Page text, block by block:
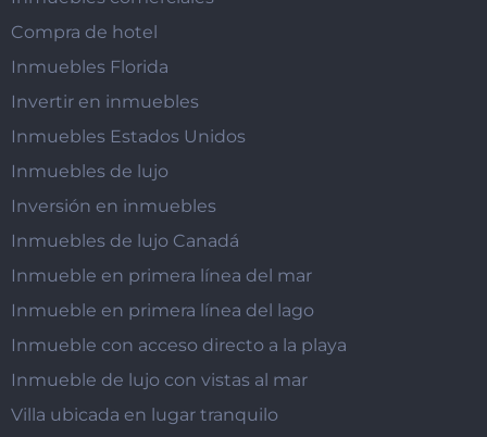
Compra de hotel
Inmuebles Florida
Invertir en inmuebles
Inmuebles Estados Unidos
Inmuebles de lujo
Inversión en inmuebles
Inmuebles de lujo Canadá
Inmueble en primera línea del mar
Inmueble en primera línea del lago
Inmueble con acceso directo a la playa
Inmueble de lujo con vistas al mar
Villa ubicada en lugar tranquilo